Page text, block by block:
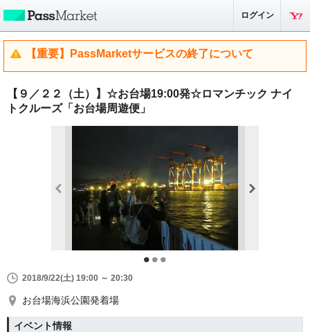
ログイン
【重要】PassMarketサービスの終了について
【９／２２（土）】☆お台場19:00発☆ロマンチック ナイ
トクルーズ「お台場周遊便」
2018/9/22(土) 19:00 ～ 20:30
お台場海浜公園発着場
イベント情報